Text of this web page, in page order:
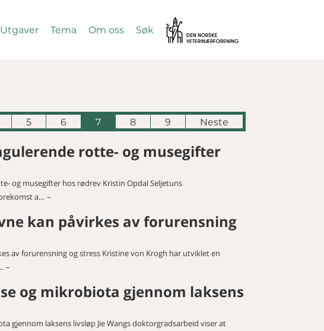
Utgaver Tema Om oss Søk
Vetnett
5 6 7 8 9 Neste
rotte- og musegifter
og musegifter hos rødrev Kristin Opdal Seljetuns
a…
kan påvirkes av forurensning
av forurensning og stress Kristine von Krogh har utviklet en
og mikrobiota gjennom laksens
gjennom laksens livsløp Jie Wangs doktorgradsarbeid viser at